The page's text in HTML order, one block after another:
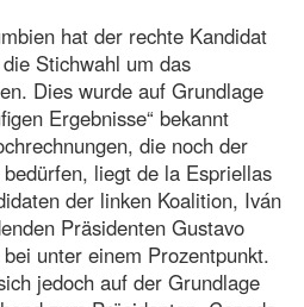
hat der rechte Kandidat
Stichwahl um das
Dies wurde auf Grundlage
Ergebnisse“ bekannt
die noch der
liegt de la Espriellas
der linken Koalition, Iván
Präsidenten Gustavo
unter einem Prozentpunkt.
jedoch auf der Grundlage